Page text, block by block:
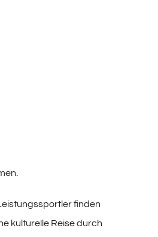
finden
kulturelle Reise durch